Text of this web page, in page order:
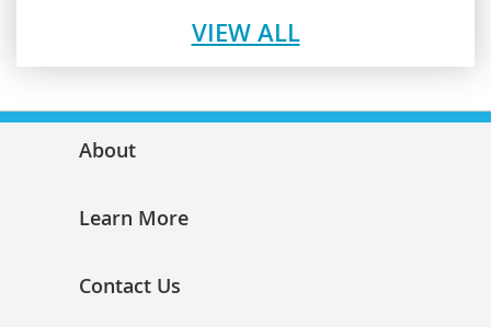
VIEW ALL
About
Learn More
Contact Us